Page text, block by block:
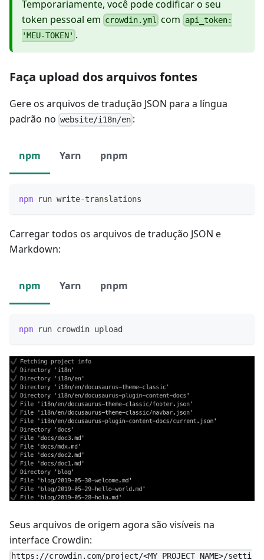
Temporariamente, você pode codificar o seu
token pessoal em crowdin.yml com api_token:
'MEU-TOKEN' .
Faça upload dos arquivos fontes
Gere os arquivos de tradução JSON para a língua
padrão no website/i18n/en :
npm Yarn pnpm
npm run write-translations
Carregar todos os arquivos de tradução JSON e
Markdown:
npm Yarn pnpm
npm run crowdin upload
Seus arquivos de origem agora são visíveis na
interface Crowdin:
https://crowdin.com/project/<MY_PROJECT_NAME>/setti